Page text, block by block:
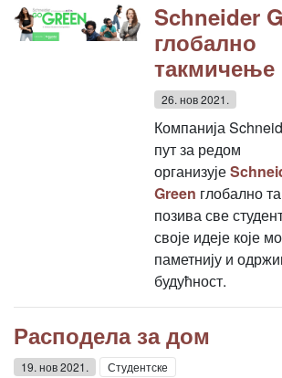
Schneider
глобално
такмичење
26. нов 2021.
Компанија
пут за редом
организује
Green глобално
позива све
своје идеје које
паметнију и
будућност.
Расподела за дом
19. нов 2021. Студентске